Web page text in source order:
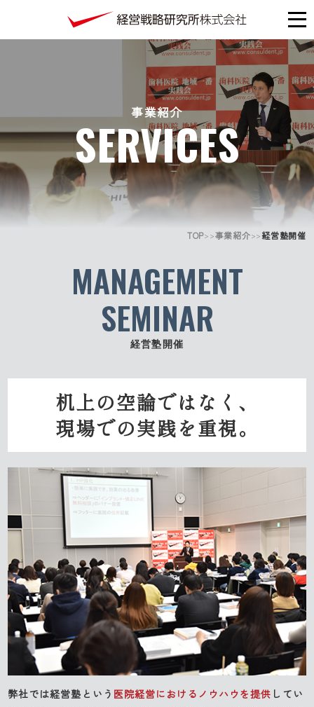
事業紹介
SERVICES
TOP>>事業紹介>> 経営塾開催
MANAGEMENT
SEMINAR
経営塾開催
机上の空論ではなく、
現場での実践を重視。
弊社では経営塾という 医院経営におけるノウハウを提供 してい